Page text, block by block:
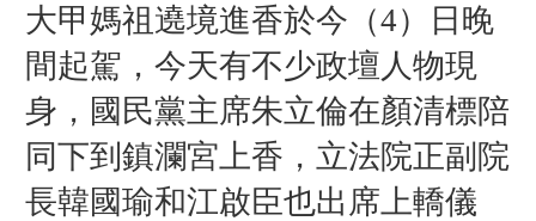
大甲媽祖遶境進香於今（4）日晚
間起駕，今天有不少政壇人物現
身，國民黨主席朱立倫在顏清標陪
同下到鎮瀾宮上香，立法院正副院
長韓國瑜和江啟臣也出席上轎儀